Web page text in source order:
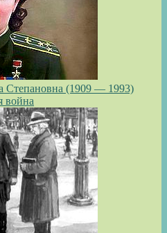
Степановна (1909 — 1993)
война